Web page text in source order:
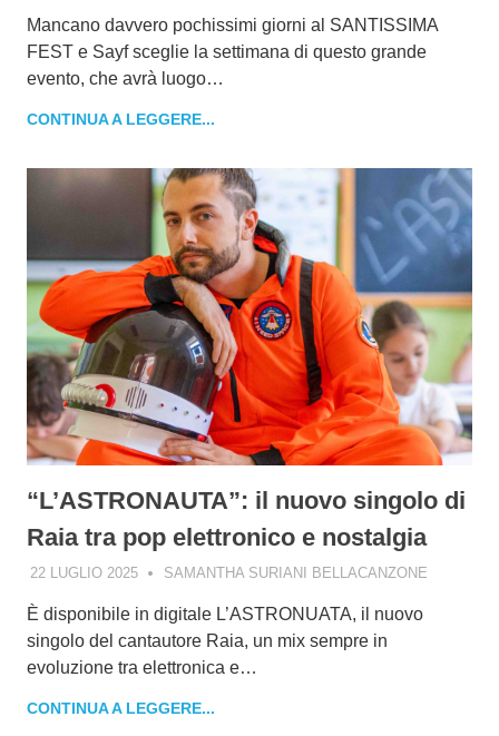
Mancano davvero pochissimi giorni al SANTISSIMA
FEST e Sayf sceglie la settimana di questo grande
evento, che avrà luogo…
CONTINUA A LEGGERE...
“L’ASTRONAUTA”: il nuovo singolo di
Raia tra pop elettronico e nostalgia
22 LUGLIO 2025 SAMANTHA SURIANI BELLACANZONE
È disponibile in digitale L’ASTRONUATA, il nuovo
singolo del cantautore Raia, un mix sempre in
evoluzione tra elettronica e…
CONTINUA A LEGGERE...